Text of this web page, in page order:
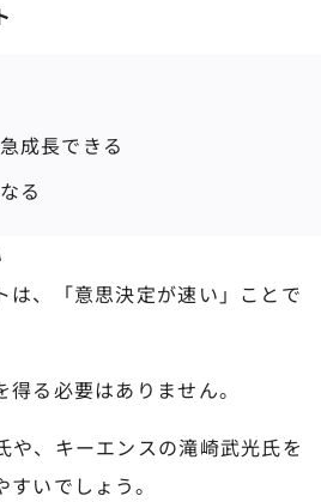
成長できる
る
は、「意思決定が速い」ことで
る必要はありません。
や、キーエンスの滝崎武光氏を
いでしょう。